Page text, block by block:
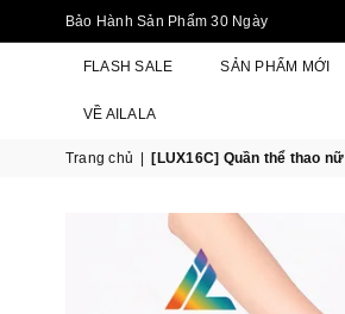
Bảo Hành Sản Phẩm 30 Ngày
FLASH SALE SẢN PHẨM MỚI
VỀ AILALA
Trang chủ [LUX16C] Quần thể thao nữ